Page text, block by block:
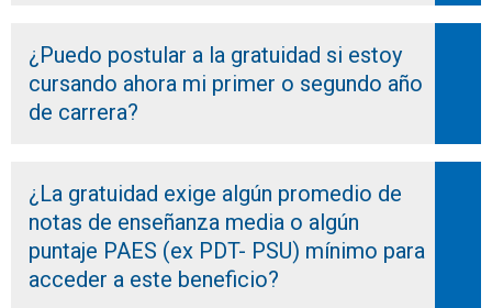
¿Puedo postular a la gratuidad si estoy
cursando ahora mi primer o segundo año
de carrera?
¿La gratuidad exige algún promedio de
notas de enseñanza media o algún
puntaje PAES (ex PDT- PSU) mínimo para
acceder a este beneficio?